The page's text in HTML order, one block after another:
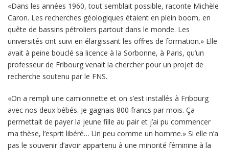
«Dans les années 1960, tout semblait possible, raconte Michèle
Caron. Les recherches géologiques étaient en plein boom, en
quête de bassins pétroliers partout dans le monde. Les
universités ont suivi en élargissant les offres de formation.» Elle
avait à peine bouclé sa licence à la Sorbonne, à Paris, qu’un
professeur de Fribourg venait la chercher pour un projet de
recherche soutenu par le FNS.
«On a rempli une camionnette et on s’est installés à Fribourg
avec nos deux bébés. Je gagnais 800 francs par mois. Ça
permettait de payer la jeune fille au pair et j’ai pu commencer
ma thèse, l’esprit libéré… Un peu comme un homme.» Si elle n’a
pas le souvenir d’avoir appartenu à une minorité féminine à la